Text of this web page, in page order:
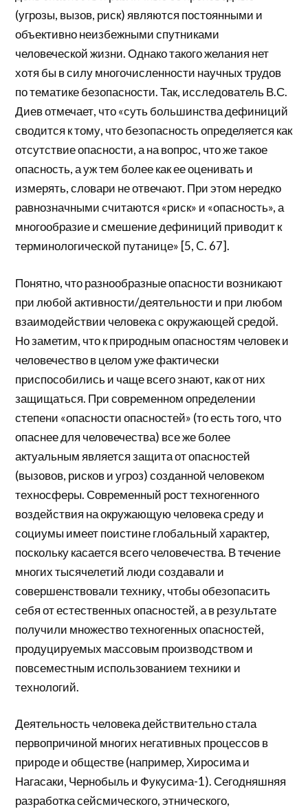
(угрозы, вызов, риск) являются постоянными и
объективно неизбежными спутниками
человеческой жизни. Однако такого желания нет
хотя бы в силу многочисленности научных трудов
по тематике безопасности. Так, исследователь В.С.
Диев отмечает, что «суть большинства дефиниций
сводится к тому, что безопасность определяется как
отсутствие опасности, а на вопрос, что же такое
опасность, а уж тем более как ее оценивать и
измерять, словари не отвечают. При этом нередко
равнозначными считаются «риск» и «опасность», а
многообразие и смешение дефиниций приводит к
терминологической путанице» [5, C. 67].
Понятно, что разнообразные опасности возникают
при любой активности/деятельности и при любом
взаимодействии человека с окружающей средой.
Но заметим, что к природным опасностям человек и
человечество в целом уже фактически
приспособились и чаще всего знают, как от них
защищаться. При современном определении
степени «опасности опасностей» (то есть того, что
опаснее для человечества) все же более
актуальным является защита от опасностей
(вызовов, рисков и угроз) созданной человеком
техносферы. Современный рост техногенного
воздействия на окружающую человека среду и
социумы имеет поистине глобальный характер,
поскольку касается всего человечества. В течение
многих тысячелетий люди создавали и
совершенствовали технику, чтобы обезопасить
себя от естественных опасностей, а в результате
получили множество техногенных опасностей,
продуцируемых массовым производством и
повсеместным использованием техники и
технологий.
Деятельность человека действительно стала
первопричиной многих негативных процессов в
природе и обществе (например, Хиросима и
Нагасаки, Чернобыль и Фукусима-1). Сегодняшняя
разработка сейсмического, этнического,